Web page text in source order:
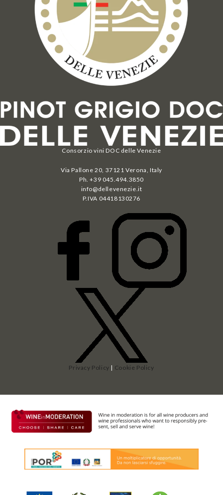
Consorzio vini DOC delle Venezie
Via Pallone 20, 37121 Verona, Italy
Ph. +39 045.494.3850
info@dellevenezie.it
P.IVA 04418130276
Privacy Policy | Cookie Policy